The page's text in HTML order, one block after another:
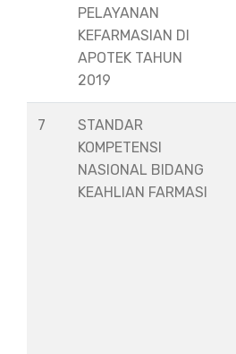
PELAYANAN
KEFARMASIAN DI
APOTEK TAHUN
2019
7
STANDAR
KOMPETENSI
NASIONAL BIDANG
KEAHLIAN FARMASI